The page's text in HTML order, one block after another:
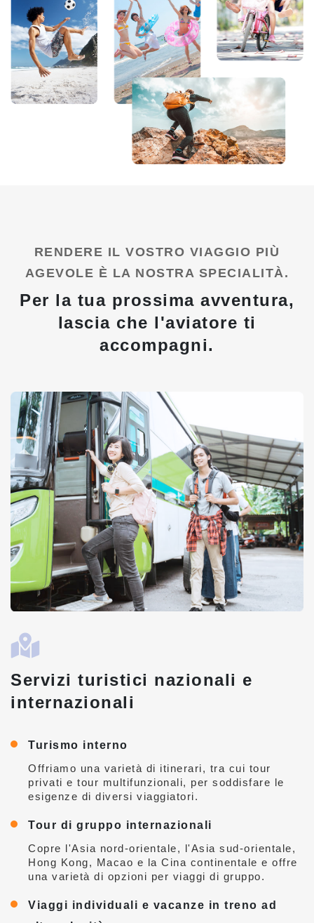
RENDERE IL VOSTRO VIAGGIO PIÙ
AGEVOLE È LA NOSTRA SPECIALITÀ.
Per la tua prossima avventura,
lascia che l'aviatore ti
accompagni.
Servizi turistici nazionali e
internazionali
Turismo interno
Offriamo una varietà di itinerari, tra cui tour
privati ​​e tour multifunzionali, per soddisfare le
esigenze di diversi viaggiatori.
Tour di gruppo internazionali
Copre l'Asia nord-orientale, l'Asia sud-orientale,
Hong Kong, Macao e la Cina continentale e offre
una varietà di opzioni per viaggi di gruppo.
Viaggi individuali e vacanze in treno ad